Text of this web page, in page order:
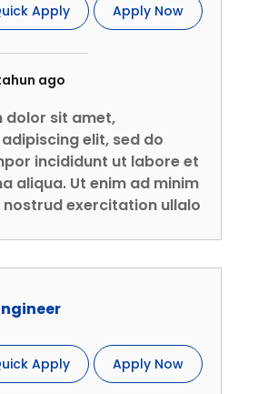
Apply Apply Now
ago
dolor sit amet,
elit, sed do
incididunt ut labore et
aliqua. Ut enim ad minim
nostrud exercitation ullalo
Apply Apply Now